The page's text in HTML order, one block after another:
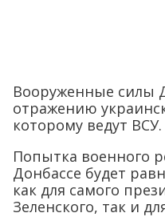
Вооруженные силы
отражению
которому ведут ВСУ.
Попытка военного
Донбассе будет
как для самого
Зеленского, так и